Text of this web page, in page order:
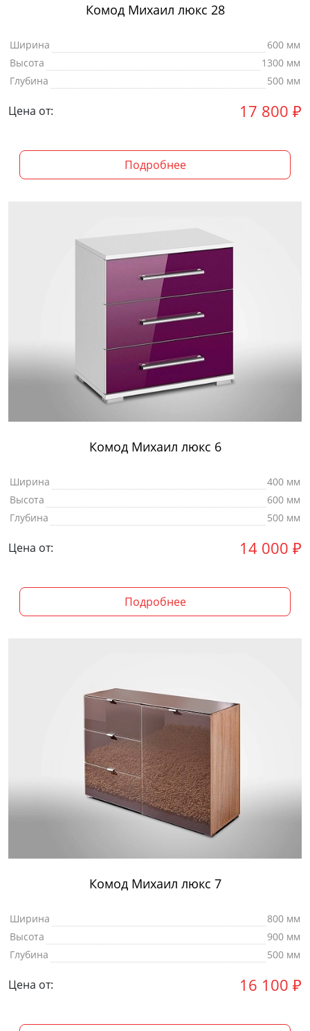
Комод Михаил люкс 28
Ширина
600 мм
Высота
1300 мм
Глубина
500 мм
Цена от: 17 800 ₽
Подробнее
Комод Михаил люкс 6
Ширина
400 мм
Высота
600 мм
Глубина
500 мм
Цена от: 14 000 ₽
Подробнее
Комод Михаил люкс 7
Ширина
800 мм
Высота
900 мм
Глубина
500 мм
Цена от: 16 100 ₽